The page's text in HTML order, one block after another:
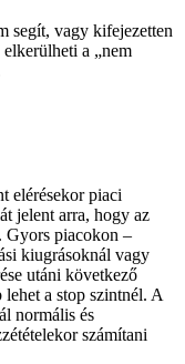
segít, vagy kifejezetten
a „nem
elérésekor piaci
jelent arra, hogy az
Gyors piacokon –
kiugrásoknál vagy
utáni következő
a stop szintnél. A
normális és
számítani